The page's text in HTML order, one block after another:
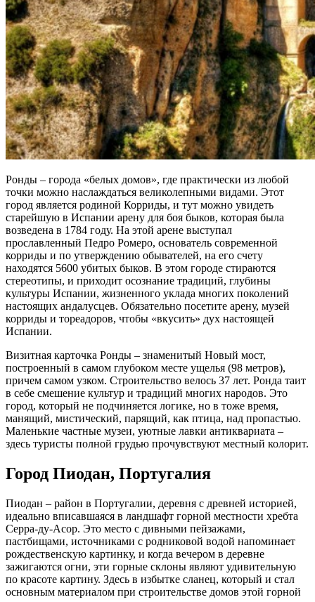
Ронды – города «белых домов», где практически из любой
точки можно наслаждаться великолепными видами. Этот
город является родиной Корриды, и тут можно увидеть
старейшую в Испании арену для боя быков, которая была
возведена в 1784 году. На этой арене выступал
прославленный Педро Ромеро, основатель современной
корриды и по утверждению обывателей, на его счету
находятся 5600 убитых быков. В этом городе стираются
стереотипы, и приходит осознание традиций, глубины
культуры Испании, жизненного уклада многих поколений
настоящих андалусцев. Обязательно посетите арену, музей
корриды и тореадоров, чтобы «вкусить» дух настоящей
Испании.
Визитная карточка Ронды – знаменитый Новый мост,
построенный в самом глубоком месте ущелья (98 метров),
причем самом узком. Строительство велось 37 лет. Ронда таит
в себе смешение культур и традиций многих народов. Это
город, который не подчиняется логике, но в тоже время,
манящий, мистический, парящий, как птица, над пропастью.
Маленькие частные музеи, уютные лавки антиквариата –
здесь туристы полной грудью прочувствуют местный колорит.
Город Пиодан, Португалия
Пиодан – район в Португалии, деревня с древней историей,
идеально вписавшаяся в ландшафт горной местности хребта
Серра-ду-Асор. Это место с дивными пейзажами,
пастбищами, источниками с родниковой водой напоминает
рождественскую картинку, и когда вечером в деревне
зажигаются огни, эти горные склоны являют удивительную
по красоте картину. Здесь в избытке сланец, который и стал
основным материалом при строительстве домов этой горной